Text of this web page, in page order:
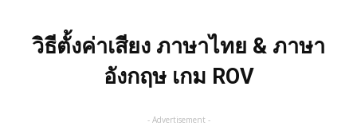
วิธีตั้งค่าเสียง ภาษาไทย & ภาษา
อังกฤษ เกม ROV
- Advertisement -